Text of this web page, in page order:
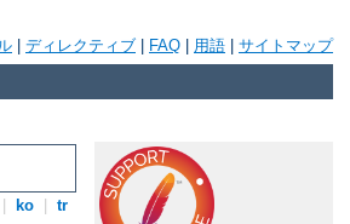
ディレクティブ FAQ 用語 サイトマップ
ko tr